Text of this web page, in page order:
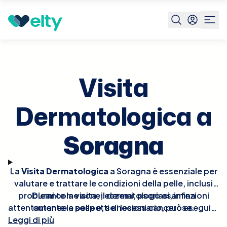
Prenota visita Soragna
Visita
Dermatologica a
Soragna
LaVisita Dermatologica a Soragna è essenziale per
valutare e trattare le condizioni della pelle, inclusi
problemi come acne, eczemi, psoriasi, infezioni
cutanee e sospetti di lesioni cancerose.
Durante la visita, il dermatologo esamina
attentamente la pelle e, se necessario, può eseguire
procedure diagnostiche come la biopsia o test
Leggi di più